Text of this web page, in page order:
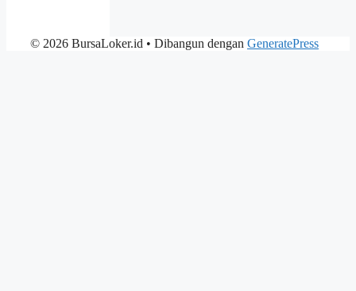
© 2026 BursaLoker.id • Dibangun dengan GeneratePress